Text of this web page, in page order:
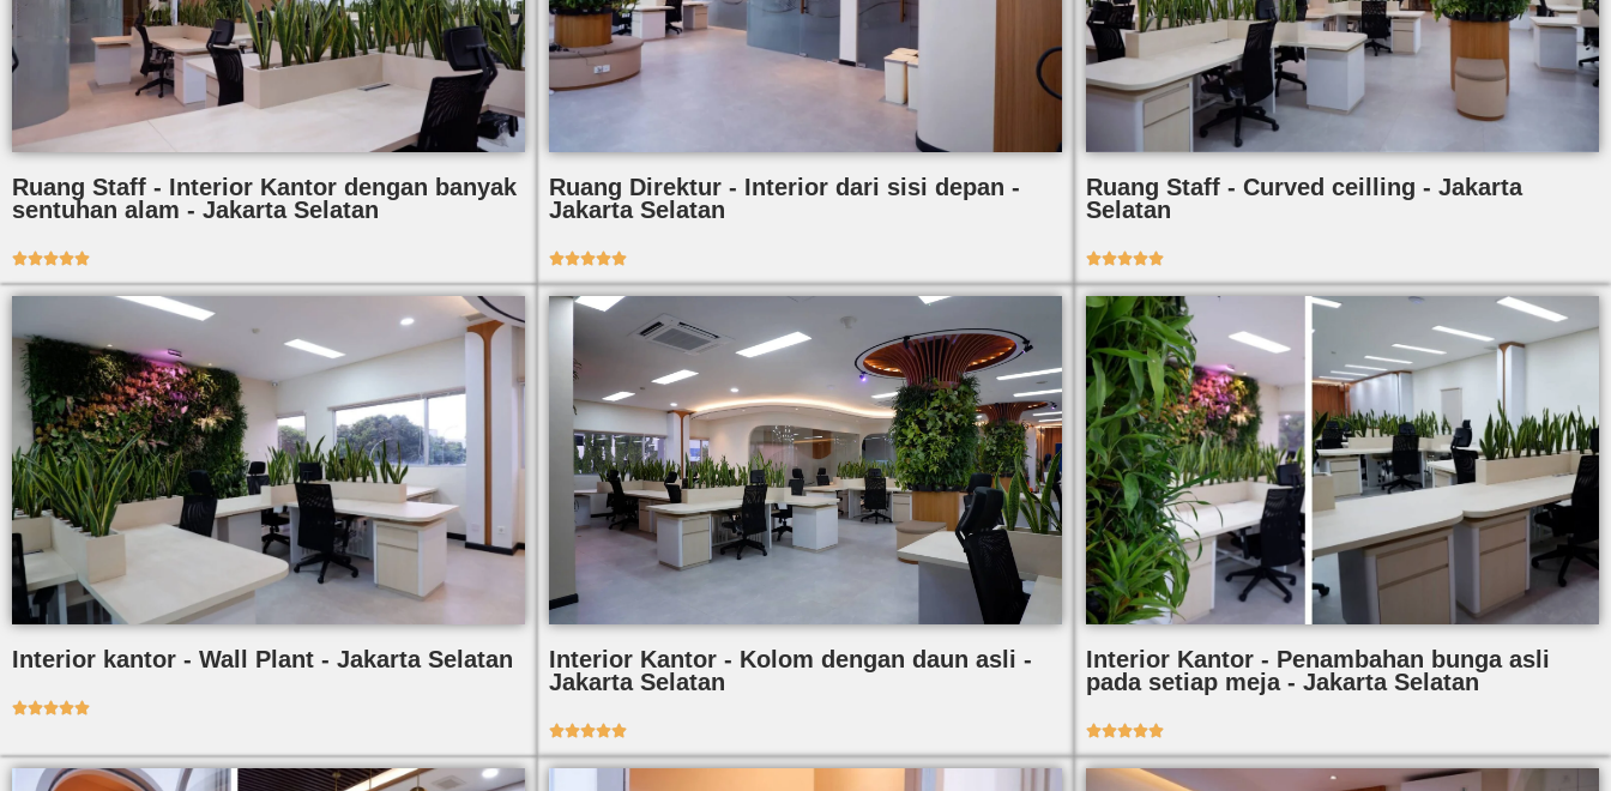
Ruang Staff - Interior Kantor dengan banyak
sentuhan alam - Jakarta Selatan

Ruang Direktur - Interior dari sisi depan -
Jakarta Selatan

Ruang Staff - Curved ceilling - Jakarta
Selatan

Interior kantor - Wall Plant - Jakarta Selatan

Interior Kantor - Kolom dengan daun asli -
Jakarta Selatan

Interior Kantor - Penambahan bunga asli
pada setiap meja - Jakarta Selatan
